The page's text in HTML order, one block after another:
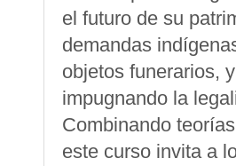
el futuro de su
demandas
objetos funerarios,
impugnando la
Combinando
este curso invita a